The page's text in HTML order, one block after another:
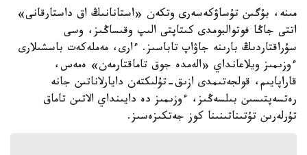
مىنە، بۇگىن تۇساۋكەسەرى وتكەن «استانانىڭ اق داستارقانى»
اتتى جاڭا فوتوالبومدى كىتاپتى الىپ وقىساڭىز، وسى
سۇراقتاردىڭ بارىنە جاۋاپ تاباسىز. ءارى، مەملەكەت باسشىلارى
ءوزىمىز ويلاعانداي «الەمدە جوق تاماقتارمەن» ەمەس،
قاراپايىم، قولجەتىمدى ازىق-تۇلىكتەن دايارلاناتىن جانە
رەتسەپتىسىن بىلسەڭىز، ءوزىمىز دە دايىنداي الاتىن تاماق
تۇرلەرىن تۇتىناتىنىنا كوز جەتكىزەسىز.